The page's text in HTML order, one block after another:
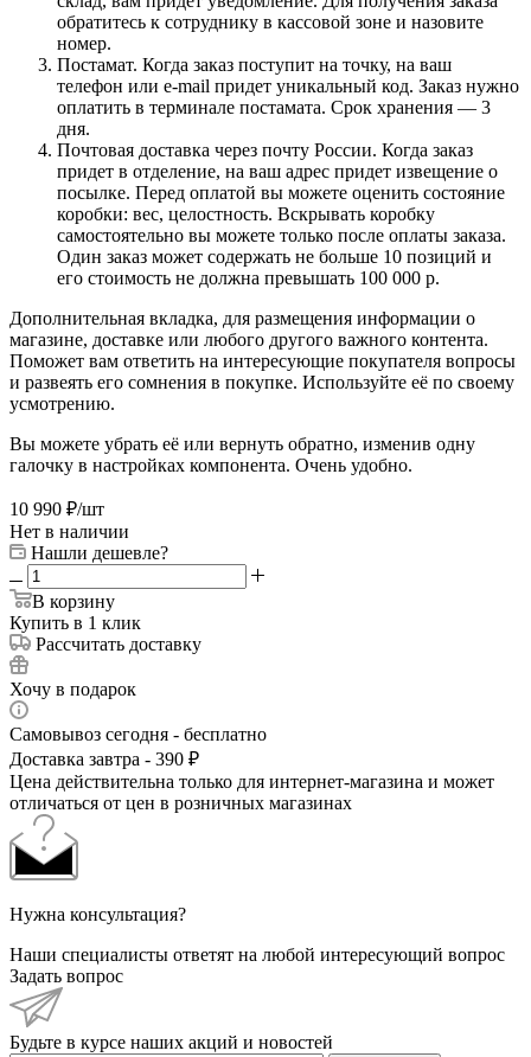
обратитесь к сотруднику в кассовой зоне и назовите
номер.
Постамат. Когда заказ поступит на точку, на ваш
телефон или e-mail придет уникальный код. Заказ нужно
оплатить в терминале постамата. Срок хранения — 3
дня.
Почтовая доставка через почту России. Когда заказ
придет в отделение, на ваш адрес придет извещение о
посылке. Перед оплатой вы можете оценить состояние
коробки: вес, целостность. Вскрывать коробку
самостоятельно вы можете только после оплаты заказа.
Один заказ может содержать не больше 10 позиций и
его стоимость не должна превышать 100 000 р.
Дополнительная вкладка, для размещения информации о
магазине, доставке или любого другого важного контента.
Поможет вам ответить на интересующие покупателя вопросы
и развеять его сомнения в покупке. Используйте её по своему
усмотрению.
Вы можете убрать её или вернуть обратно, изменив одну
галочку в настройках компонента. Очень удобно.
10 990 ₽/шт
Нет в наличии
Нашли дешевле?
В корзину
Купить в 1 клик
Рассчитать доставку
Хочу в подарок
Самовывоз сегодня - бесплатно
Доставка завтра - 390 ₽
Цена действительна только для интернет-магазина и может
отличаться от цен в розничных магазинах
Нужна консультация?
Наши специалисты ответят на любой интересующий вопрос
Задать вопрос
Будьте в курсе наших акций и новостей